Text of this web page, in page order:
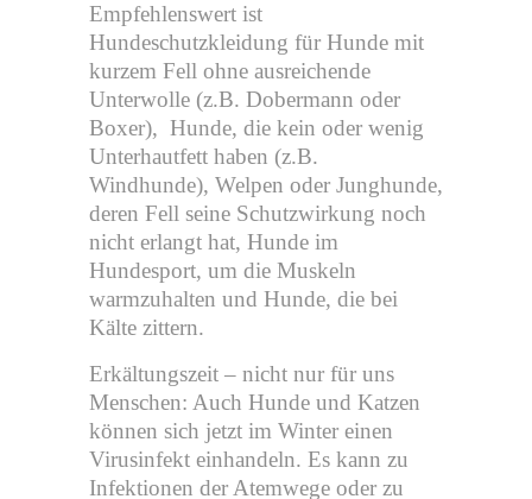
Empfehlenswert ist
Hundeschutzkleidung für Hunde mit
kurzem Fell ohne ausreichende
Unterwolle (z.B. Dobermann oder
Boxer), Hunde, die kein oder wenig
Unterhautfett haben (z.B.
Windhunde), Welpen oder Junghunde,
deren Fell seine Schutzwirkung noch
nicht erlangt hat, Hunde im
Hundesport, um die Muskeln
warmzuhalten und Hunde, die bei
Kälte zittern.
Erkältungszeit – nicht nur für uns
Menschen: Auch Hunde und Katzen
können sich jetzt im Winter einen
Virusinfekt einhandeln. Es kann zu
Infektionen der Atemwege oder zu